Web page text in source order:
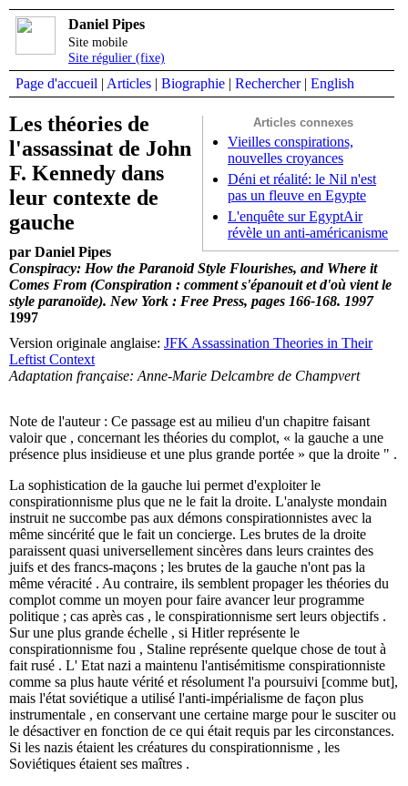
Daniel Pipes
Site mobile
Site régulier (fixe)
Page d'accueil | Articles | Biographie | Rechercher| English
Articles connexes
Vieilles conspirations,
nouvelles croyances
Déni et réalité: le Nil n'est
pas un fleuve en Egypte
L'enquête sur EgyptAir
révèle un anti-américanisme
Les théories de
l'assassinat de John
F. Kennedy dans
leur contexte de
gauche
par Daniel Pipes
Conspiracy: How the Paranoid Style Flourishes, and Where it
Comes From (Conspiration : comment s'épanouit et d'où vient le
style paranoïde). New York : Free Press, pages 166-168. 1997
1997
Version originale anglaise: JFK Assassination Theories in Their
Leftist Context
Adaptation française: Anne-Marie Delcambre de Champvert
Note de l'auteur : Ce passage est au milieu d'un chapitre faisant
valoir que , concernant les théories du complot, « la gauche a une
présence plus insidieuse et une plus grande portée » que la droite " .
La sophistication de la gauche lui permet d'exploiter le
conspirationnisme plus que ne le fait la droite. L'analyste mondain
instruit ne succombe pas aux démons conspirationnistes avec la
même sincérité que le fait un concierge. Les brutes de la droite
paraissent quasi universellement sincères dans leurs craintes des
juifs et des francs-maçons ; les brutes de la gauche n'ont pas la
même véracité . Au contraire, ils semblent propager les théories du
complot comme un moyen pour faire avancer leur programme
politique ; cas après cas , le conspirationnisme sert leurs objectifs .
Sur une plus grande échelle , si Hitler représente le
conspirationnisme fou , Staline représente quelque chose de tout à
fait rusé . L' Etat nazi a maintenu l'antisémitisme conspirationniste
comme sa plus haute vérité et résolument l'a poursuivi [comme but],
mais l'état soviétique a utilisé l'anti-impérialisme de façon plus
instrumentale , en conservant une certaine marge pour le susciter ou
le désactiver en fonction de ce qui était requis par les circonstances.
Si les nazis étaient les créatures du conspirationnisme , les
Soviétiques étaient ses maîtres .